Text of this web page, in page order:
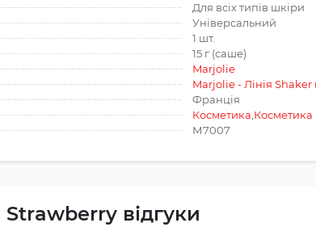
Для всіх типів шкіри
Універсальний
1 шт.
15 г (саше)
Marjolie
Marjolie - Лінія Shaker
Франція
Косметика,Косметика
М7007
відгуки